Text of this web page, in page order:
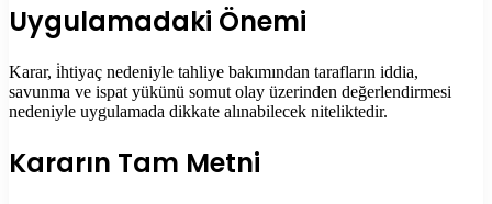
Uygulamadaki Önemi
Karar, i̇htiyaç nedeniyle tahliye bakımından tarafların iddia,
savunma ve ispat yükünü somut olay üzerinden değerlendirmesi
nedeniyle uygulamada dikkate alınabilecek niteliktedir.
Kararın Tam Metni